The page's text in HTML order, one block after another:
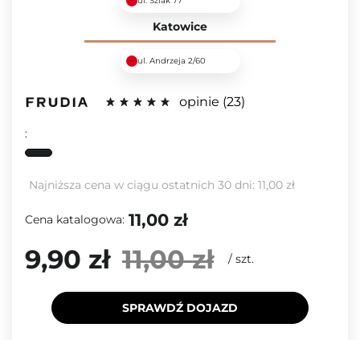
Katowice
ul. Andrzeja 2/60
opinie 23
:
Najniższa cena w ciągu ostatnich 30 dni: 11,00 zł
Cena katalogowa: 11,00 zł
9,90 zł 11,00 zł / szt.
SPRAWDŹ DOJAZD